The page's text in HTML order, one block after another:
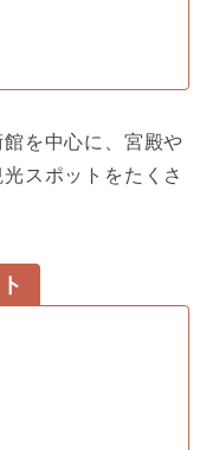
を中心に、宮殿や
スポットをたくさ